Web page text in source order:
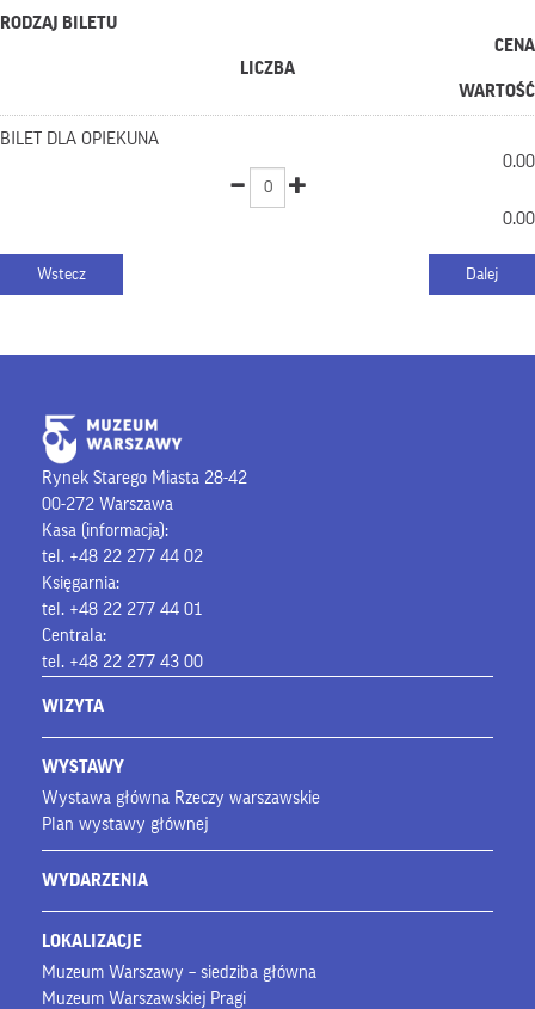
RODZAJ BILETU
CENA
LICZBA
WARTOŚĆ
BILET DLA OPIEKUNA
0.00
0.00
Rynek Starego Miasta 28-42
00-272 Warszawa
Kasa (informacja):
tel. +48 22 277 44 02
Księgarnia:
tel. +48 22 277 44 01
Centrala:
tel. +48 22 277 43 00
WIZYTA
WYSTAWY
Wystawa główna Rzeczy warszawskie
Plan wystawy głównej
WYDARZENIA
LOKALIZACJE
Muzeum Warszawy – siedziba główna
Muzeum Warszawskiej Pragi